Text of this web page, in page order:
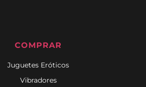
COMPRAR
Juguetes Eróticos
Vibradores